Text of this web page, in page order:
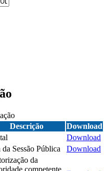
Descrição
Download
Download
da Sessão Pública Download
da
competente